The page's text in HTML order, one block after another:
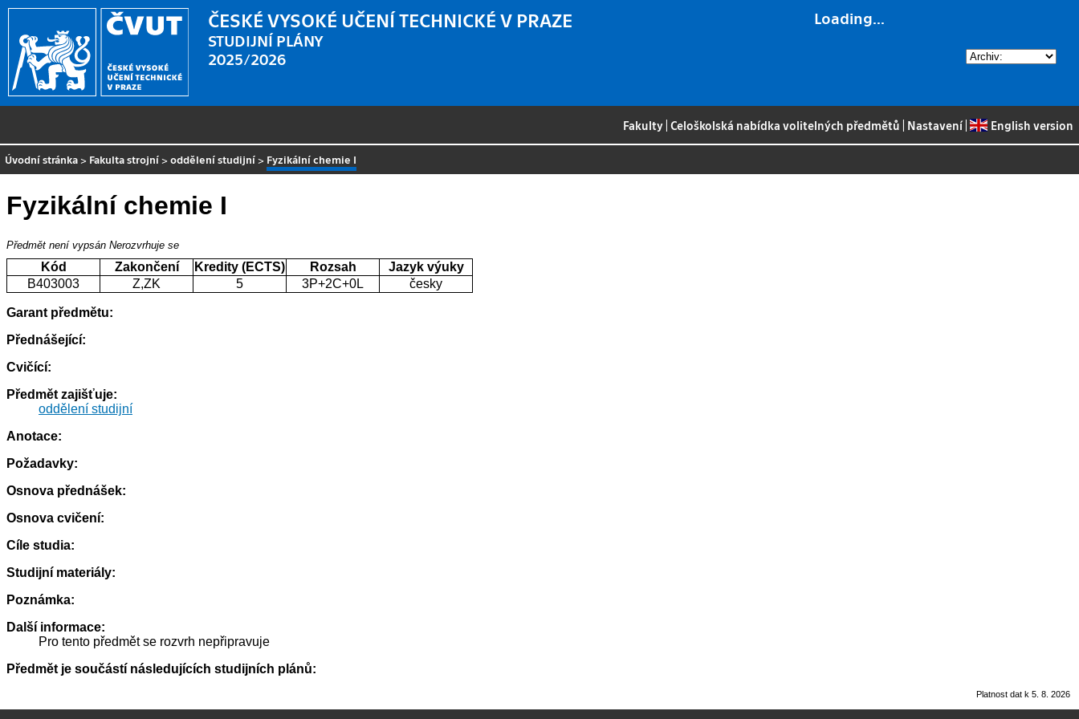
Loading...
ČESKÉ VYSOKÉ UČENÍ TECHNICKÉ V PRAZE
STUDIJNÍ PLÁNY
2025/2026
Fakulty |Celoškolská nabídka volitelných předmětů Nastavení| English version
Úvodní stránka > Fakulta strojní >oddělení studijní > Fyzikální chemie I
Fyzikální chemie I
Předmět není vypsán Nerozvrhuje se
Kód Zakončení Kredity (ECTS) Rozsah
Jazyk výuky
B403003
Z,ZK 5 3P+2C+0L česky
Garant předmětu:
Přednášející:
Cvičící:
Předmět zajišťuje:
oddělení studijní
Anotace:
Požadavky:
Osnova přednášek:
Osnova cvičení:
Cíle studia:
Studijní materiály:
Poznámka:
Další informace:
Pro tento předmět se rozvrh nepřipravuje
Předmět je součástí následujících studijních plánů:
Platnost dat k 5. 8. 2026